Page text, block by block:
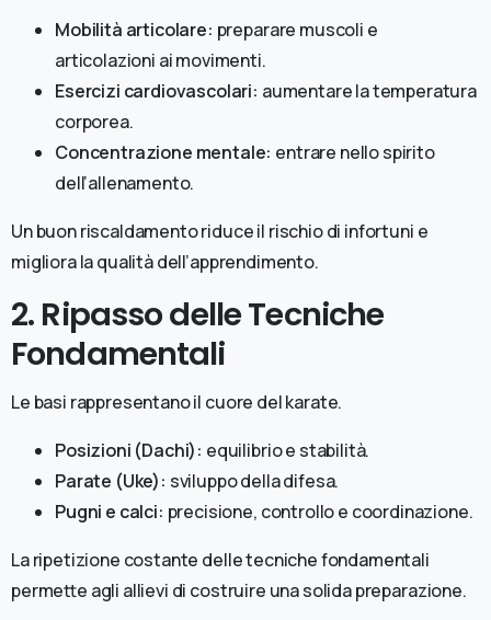
Mobilità articolare: preparare muscoli e
articolazioni ai movimenti.
Esercizi cardiovascolari: aumentare la temperatura
corporea.
Concentrazione mentale: entrare nello spirito
dell’allenamento.
Un buon riscaldamento riduce il rischio di infortuni e
migliora la qualità dell’apprendimento.
2. Ripasso delle Tecniche
Fondamentali
Le basi rappresentano il cuore del karate.
Posizioni (Dachi): equilibrio e stabilità.
Parate (Uke): sviluppo della difesa.
Pugni e calci: precisione, controllo e coordinazione.
La ripetizione costante delle tecniche fondamentali
permette agli allievi di costruire una solida preparazione.